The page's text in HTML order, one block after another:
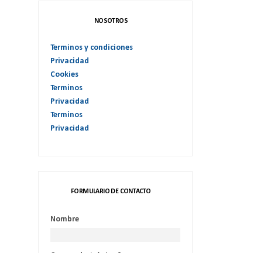
NOSOTROS
Terminos y condiciones
Privacidad
Cookies
Terminos
Privacidad
Terminos
Privacidad
FORMULARIO DE CONTACTO
Nombre